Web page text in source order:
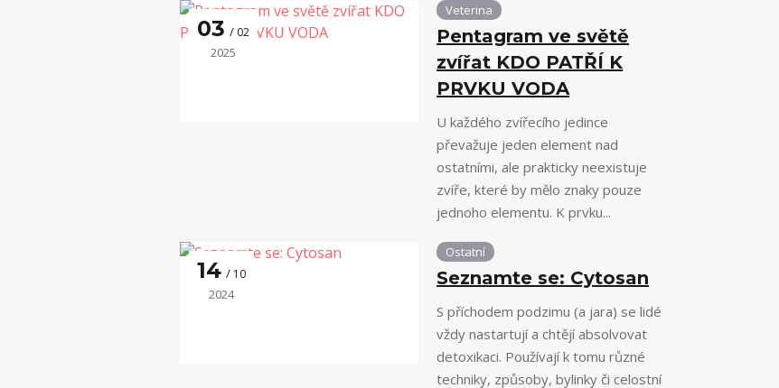
03 02
2025
Veterina
Pentagram ve světě
zvířat KDO PATŘÍ K
PRVKU VODA
U každého zvířecího jedince
převažuje jeden element nad
ostatními, ale prakticky neexistuje
zvíře, které by mělo znaky pouze
jednoho elementu. K prvku...
14 10
2024
Ostatní
Seznamte se: Cytosan
S příchodem podzimu (a jara) se lidé
vždy nastartují a chtějí absolvovat
detoxikaci. Používají k tomu různé
techniky, způsoby, bylinky či celostní